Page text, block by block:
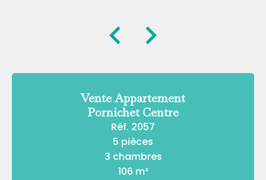
Vente Appartement
Pornichet Centre
Réf. 2057
5 pièces
3 chambres
106 m²